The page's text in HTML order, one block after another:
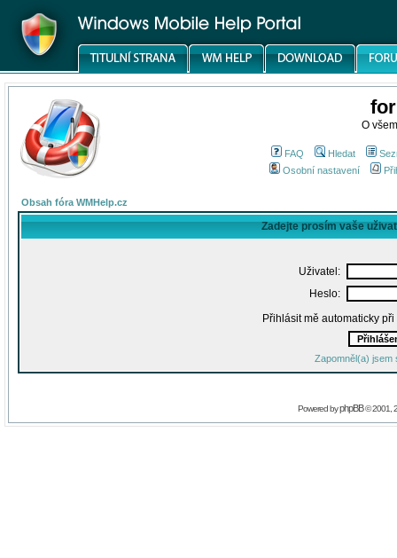
O
FAQ Hledat
Osobní nastavení
Obsah fóra WMHelp.cz
Zadejte prosím vaše
Uživatel:
Heslo:
Přihlásit mě automaticky
Zapomněl(a) jsem
Powered byphpBB© 2001,